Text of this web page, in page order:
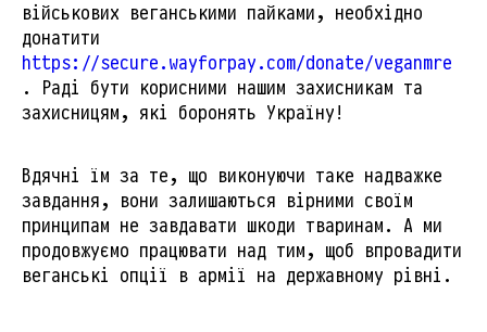
військових веганськими пайками, необхідно
донатити
https://secure.wayforpay.com/donate/veganmre
. Раді бути корисними нашим захисникам та
захисницям, які боронять Україну!
Вдячні їм за те, що виконуючи таке надважке
завдання, вони залишаються вірними своїм
принципам не завдавати шкоди тваринам. А ми
продовжуємо працювати над тим, щоб впровадити
веганські опції в армії на державному рівні.